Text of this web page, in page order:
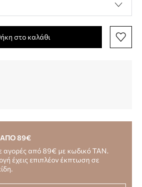
στο καλάθι
89€
αγορές από 89€ με κωδικό TAN.
έχεις επιπλέον έκπτωση σε